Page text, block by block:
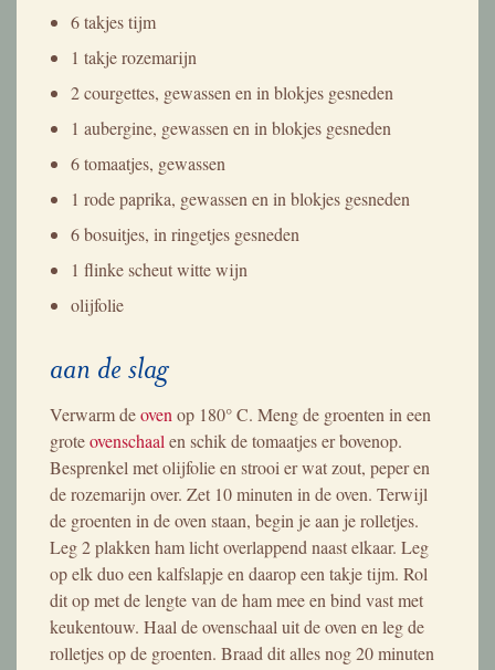
6 takjes tijm
1 takje rozemarijn
2 courgettes, gewassen en in blokjes gesneden
1 aubergine, gewassen en in blokjes gesneden
6 tomaatjes, gewassen
1 rode paprika, gewassen en in blokjes gesneden
6 bosuitjes, in ringetjes gesneden
1 flinke scheut witte wijn
olijfolie
aan de slag
Verwarm deovenop 180° C. Meng de groenten in een
groteovenschaalen schik de tomaatjes er bovenop.
Besprenkel met olijfolie en strooi er wat zout, peper en
de rozemarijn over. Zet 10 minuten in de oven. Terwijl
de groenten in de oven staan, begin je aan je rolletjes.
Leg 2 plakken ham licht overlappend naast elkaar. Leg
op elk duo een kalfslapje en daarop een takje tijm. Rol
dit op met de lengte van de ham mee en bind vast met
keukentouw. Haal de ovenschaal uit de oven en leg de
rolletjes op de groenten. Braad dit alles nog 20 minuten